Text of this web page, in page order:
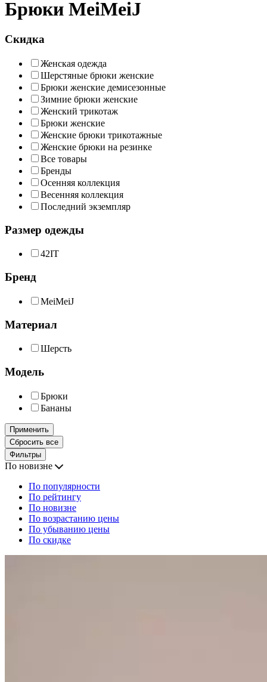
Брюки MeiMeiJ
Скидка
Женская одежда
Шерстяные брюки женские
Брюки женские демисезонные
Зимние брюки женские
Женский трикотаж
Брюки женские
Женские брюки трикотажные
Женские брюки на резинке
Все товары
Бренды
Осенняя коллекция
Весенняя коллекция
Последний экземпляр
Размер одежды
42IT
Бренд
MeiMeiJ
Материал
Шерсть
Модель
Брюки
Бананы
Применить
Сбросить все
Фильтры
По новизне
По популярности
По рейтингу
По новизне
По возрастанию цены
По убыванию цены
По скидке